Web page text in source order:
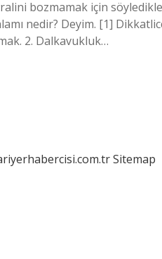
bozmamak için
nedir? Deyim. [1]
2. Dalkavukluk…
Sitemap